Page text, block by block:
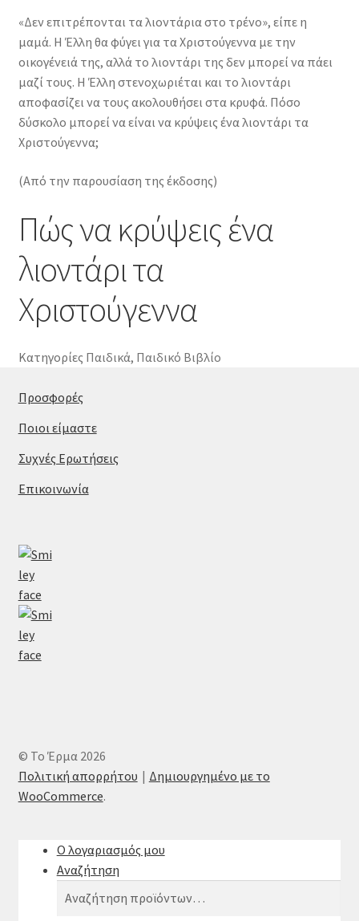
«Δεν επιτρέπονται τα λιοντάρια στο τρένο», είπε η
μαμά. Η Έλλη θα φύγει για τα Χριστούγεννα με την
οικογένειά της, αλλά το λιοντάρι της δεν μπορεί να πάει
μαζί τους. Η Έλλη στενοχωριέται και το λιοντάρι
αποφασίζει να τους ακολουθήσει στα κρυφά. Πόσο
δύσκολο μπορεί να είναι να κρύψεις ένα λιοντάρι τα
Χριστούγεννα;
(Από την παρουσίαση της έκδοσης)
Πώς να κρύψεις ένα
λιοντάρι τα
Χριστούγεννα
Κατηγορίες Παιδικά, Παιδικό Βιβλίο
Προσφορές
Ποιοι είμαστε
Συχνές Ερωτήσεις
Επικοινωνία
© Το Έρμα 2026
Πολιτική απορρήτου
Δημιουργημένο με το
WooCommerce.
Ο λογαριασμός μου
Αναζήτηση
Αναζήτηση
Αναζήτηση